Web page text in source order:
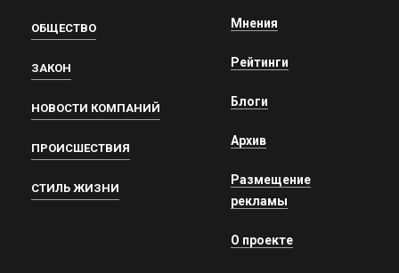
ОБЩЕСТВО
ЗАКОН
НОВОСТИ КОМПАНИЙ
ПРОИСШЕСТВИЯ
СТИЛЬ ЖИЗНИ
Мнения
Рейтинги
Блоги
Архив
Размещение
рекламы
О проекте